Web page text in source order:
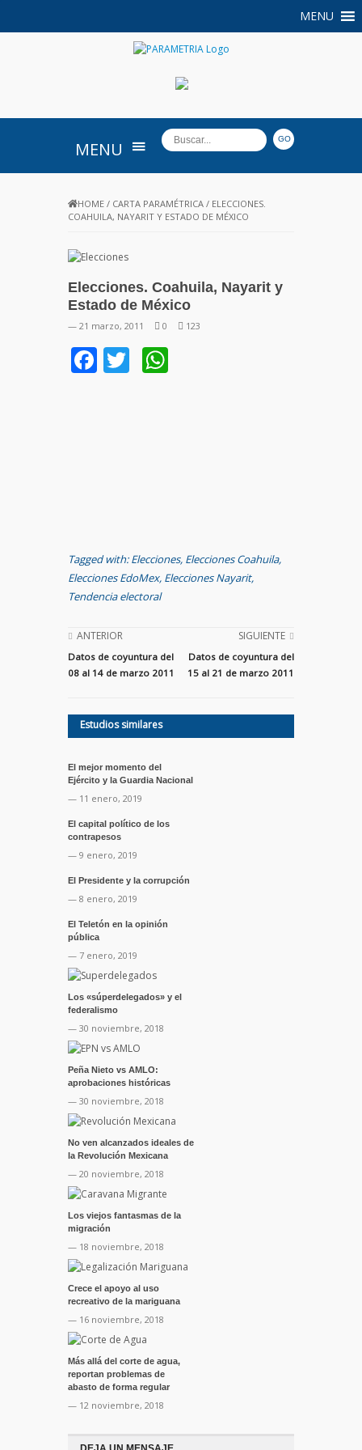
MENU
PARAMETRIA
MENU
HOME / CARTA PARAMÉTRICA / ELECCIONES.
COAHUILA, NAYARIT Y ESTADO DE MÉXICO
Elecciones. Coahuila, Nayarit y
Estado de México
— 21 marzo, 2011 0 123
Facebook
Twitter
Tagged with: Elecciones, Elecciones Coahuila,
Elecciones EdoMex, Elecciones Nayarit,
Tendencia electoral
ANTERIOR
Datos de coyuntura del
08 al 14 de marzo 2011
SIGUIENTE
Datos de coyuntura del
15 al 21 de marzo 2011
Estudios similares
El mejor momento del
Ejército y la Guardia Nacional
— 11 enero, 2019
El capital político de los
contrapesos
— 9 enero, 2019
El Presidente y la corrupción
— 8 enero, 2019
El Teletón en la opinión
pública
— 7 enero, 2019
Los «súperdelegados» y el
federalismo
— 30 noviembre, 2018
Peña Nieto vs AMLO:
aprobaciones históricas
— 30 noviembre, 2018
No ven alcanzados ideales de
la Revolución Mexicana
— 20 noviembre, 2018
Los viejos fantasmas de la
migración
— 18 noviembre, 2018
Crece el apoyo al uso
recreativo de la mariguana
— 16 noviembre, 2018
Más allá del corte de agua,
reportan problemas de
abasto de forma regular
— 12 noviembre, 2018